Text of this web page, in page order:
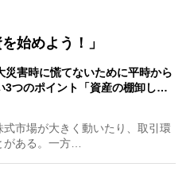
始めよう！」
災害時に慌てないために平時から
3つのポイント「資産の棚卸し…
市場が大きく動いたり、取引環
ある。一方…